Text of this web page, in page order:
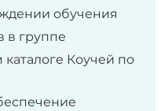
обучения
в группе
Коучей по